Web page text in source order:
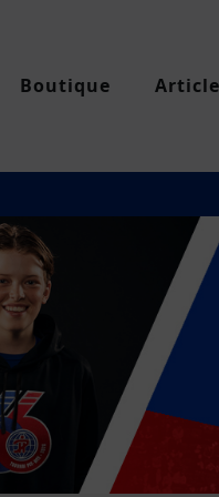
Boutique